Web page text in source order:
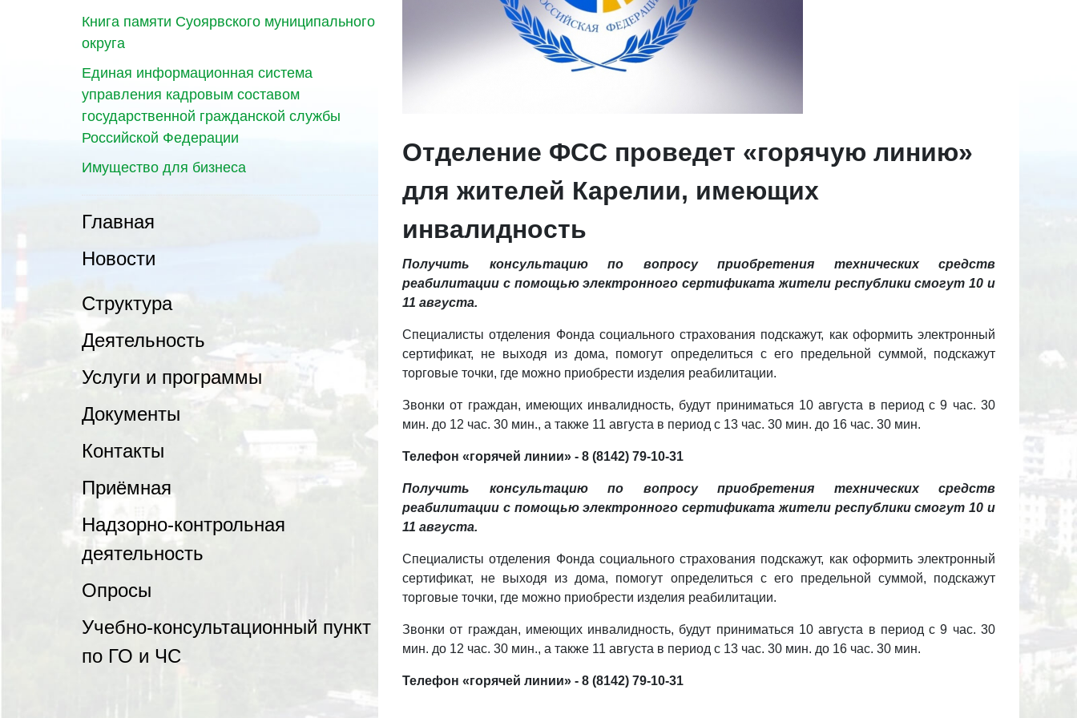
Книга памяти Суоярвского муниципального
округа
Единая информационная система
управления кадровым составом
государственной гражданской службы
Российской Федерации
Имущество для бизнеса
Главная
Новости
Структура
Деятельность
Услуги и программы
Документы
Контакты
Приёмная
Надзорно-контрольная
деятельность
Опросы
Учебно-консультационный пункт
по ГО и ЧС
Отделение ФСС проведет «горячую линию»
для жителей Карелии, имеющих
инвалидность
Получить консультацию по вопросу приобретения технических средств
реабилитации с помощью электронного сертификата жители республики смогут 10 и
11 августа.
Специалисты отделения Фонда социального страхования подскажут, как оформить электронный
сертификат, не выходя из дома, помогут определиться с его предельной суммой, подскажут
торговые точки, где можно приобрести изделия реабилитации.
Звонки от граждан, имеющих инвалидность, будут приниматься 10 августа в период с 9 час. 30
мин. до 12 час. 30 мин., а также 11 августа в период с 13 час. 30 мин. до 16 час. 30 мин.
Телефон «горячей линии» - 8 (8142) 79-10-31
Получить консультацию по вопросу приобретения технических средств
реабилитации с помощью электронного сертификата жители республики смогут 10 и
11 августа.
Специалисты отделения Фонда социального страхования подскажут, как оформить электронный
сертификат, не выходя из дома, помогут определиться с его предельной суммой, подскажут
торговые точки, где можно приобрести изделия реабилитации.
Звонки от граждан, имеющих инвалидность, будут приниматься 10 августа в период с 9 час. 30
мин. до 12 час. 30 мин., а также 11 августа в период с 13 час. 30 мин. до 16 час. 30 мин.
Телефон «горячей линии» - 8 (8142) 79-10-31